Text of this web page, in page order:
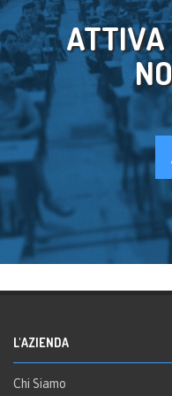
ATTIVA
L'AZIENDA
Chi Siamo